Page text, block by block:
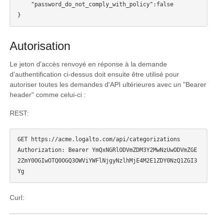
Autorisation
Le jeton d'accès renvoyé en réponse à la demande
d'authentification ci-dessus doit ensuite être utilisé pour
autoriser toutes les demandes d'API ultérieures avec un "Bearer
header" comme celui-ci :
REST:
GET https://acme.logalto.com/api/categorizations
Authorization: Bearer YmQxNGRlODVmZDM3Y2MwNzUwODVmZGE
2ZmY0OGIwOTQ0OGQ3OWViYWFlNjgyNzlhMjE4M2E1ZDY0NzQ1ZGI3
Curl: